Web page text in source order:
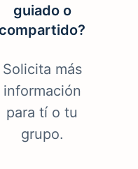
guiado o
Solicita más
información
para tí o tu
grupo.